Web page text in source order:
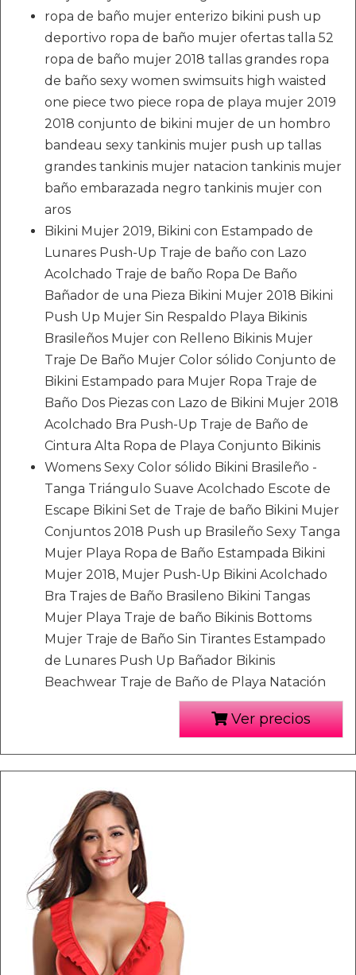
ropa de baño mujer enterizo bikini push up
deportivo ropa de baño mujer ofertas talla 52
ropa de baño mujer 2018 tallas grandes ropa
de baño sexy women swimsuits high waisted
one piece two piece ropa de playa mujer 2019
2018 conjunto de bikini mujer de un hombro
bandeau sexy tankinis mujer push up tallas
grandes tankinis mujer natacion tankinis mujer
baño embarazada negro tankinis mujer con
aros
Bikini Mujer 2019, Bikini con Estampado de
Lunares Push-Up Traje de baño con Lazo
Acolchado Traje de baño Ropa De Baño
Bañador de una Pieza Bikini Mujer 2018 Bikini
Push Up Mujer Sin Respaldo Playa Bikinis
Brasileños Mujer con Relleno Bikinis Mujer
Traje De Baño Mujer Color sólido Conjunto de
Bikini Estampado para Mujer Ropa Traje de
Baño Dos Piezas con Lazo de Bikini Mujer 2018
Acolchado Bra Push-Up Traje de Baño de
Cintura Alta Ropa de Playa Conjunto Bikinis
Womens Sexy Color sólido Bikini Brasileño -
Tanga Triángulo Suave Acolchado Escote de
Escape Bikini Set de Traje de baño Bikini Mujer
Conjuntos 2018 Push up Brasileño Sexy Tanga
Mujer Playa Ropa de Baño Estampada Bikini
Mujer 2018, Mujer Push-Up Bikini Acolchado
Bra Trajes de Baño Brasileno Bikini Tangas
Mujer Playa Traje de baño Bikinis Bottoms
Mujer Traje de Baño Sin Tirantes Estampado
de Lunares Push Up Bañador Bikinis
Beachwear Traje de Baño de Playa Natación
Ver precios